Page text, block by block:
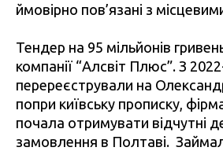
ймовірно пов’язані з
Тендер на 95 мільйонів
компанії “Алсвіт Плюс”. З
перереєстрували на
попри київську прописку,
почала отримувати відчутні
замовлення в Полтаві.